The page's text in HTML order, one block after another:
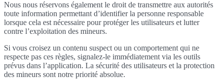
Nous nous réservons également le droit de transmettre aux autorités
toute information permettant d’identifier la personne responsable
lorsque cela est nécessaire pour protéger les utilisateurs et lutter
contre l’exploitation des mineurs.
Si vous croisez un contenu suspect ou un comportement qui ne
respecte pas ces règles, signalez-le immédiatement via les outils
prévus dans l’application. La sécurité des utilisateurs et la protection
des mineurs sont notre priorité absolue.